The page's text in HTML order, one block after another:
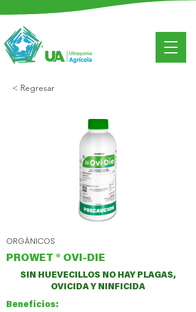
< Regresar
ORGÁNICOS
PROWET ® OVI-DIE
SIN HUEVECILLOS NO HAY PLAGAS,
OVICIDA Y NINFICIDA
Beneficios: